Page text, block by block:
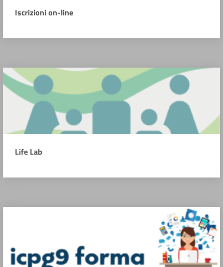
Iscrizioni on-line
Life Lab